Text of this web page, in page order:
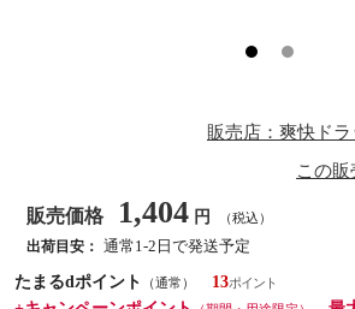
販売店：爽快ド
この
販売価格 1,404 円 （税込）
出荷目安： 通常1-2日で発送予定
たまるdポイント
（通常）
13